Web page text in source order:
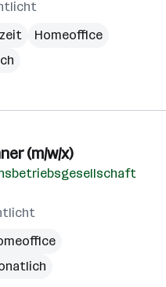
Homeoffice
(m/w/x)